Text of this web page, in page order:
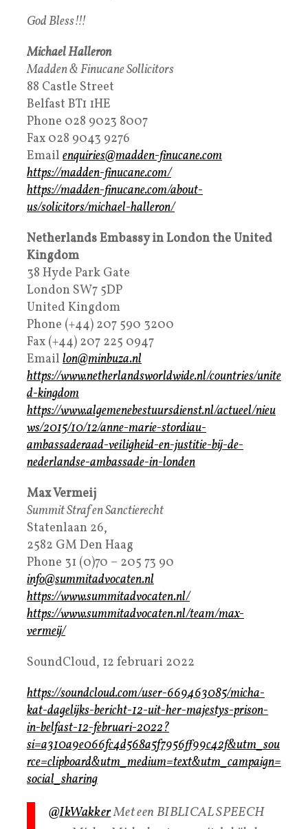
God Bless!!!
Michael Halleron
Madden & Finucane Sollicitors
88 Castle Street
Belfast BT1 1HE
Phone 028 9023 8007
Fax 028 9043 9276
Email enquiries@madden-finucane.com
https://madden-finucane.com/
https://madden-finucane.com/about-
us/solicitors/michael-halleron/
Netherlands Embassy in London the United
Kingdom
38 Hyde Park Gate
London SW7 5DP
United Kingdom
Phone (+44) 207 590 3200
Fax (+44) 207 225 0947
Email lon@minbuza.nl
https://www.netherlandsworldwide.nl/countries/unite
d-kingdom
https://www.algemenebestuursdienst.nl/actueel/nieu
ws/2015/10/12/anne-marie-stordiau-
ambassaderaad-veiligheid-en-justitie-bij-de-
nederlandse-ambassade-in-londen
Max Vermeij
Summit Straf en Sanctierecht
Statenlaan 26,
2582 GM Den Haag
Phone 31 (0)70 – 205 73 90
info@summitadvocaten.nl
https://www.summitadvocaten.nl/
https://www.summitadvocaten.nl/team/max-
vermeij/
SoundCloud, 12 februari 2022
https://soundcloud.com/user-669463085/micha-
kat-dagelijks-bericht-12-uit-her-majestys-prison-
in-belfast-12-februari-2022?
si=a310a9e066fc4d568a5f7956ff99c42f&utm_sou
rce=clipboard&utm_medium=text&utm_campaign=
social_sharing
@IkWakkerMet een BIBLICAL SPEECH